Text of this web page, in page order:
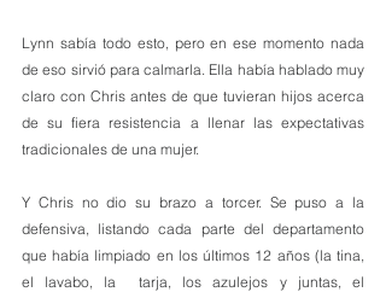
Lynn sabía todo esto, pero en ese momento nada
de eso sirvió para calmarla. Ella había hablado muy
claro con Chris antes de que tuvieran hijos acerca
de su fiera resistencia a llenar las expectativas
tradicionales de una mujer.
Y Chris no dio su brazo a torcer. Se puso a la
defensiva, listando cada parte del departamento
que había limpiado en los últimos 12 años (la tina,
el lavabo, la  tarja, los azulejos y juntas, el